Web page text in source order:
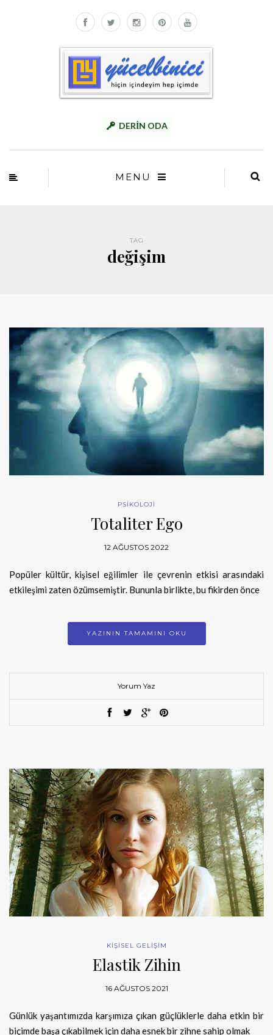
DERİN ODA
MENU
TAG
değişim
PSİKOLOJİ
Totaliter Ego
12 AĞUSTOS 2022
Popüler kültür, kişisel eğilimler ile çevrenin etkisi arasındaki
etkileşimi zaten özümsemiştir. Bununla birlikte, bu fikirden önce
YAZININ TAMAMINI OKU
Yorum Yaz
KİŞİSEL GELİŞİM
Elastik Zihin
16 AĞUSTOS 2021
Günlük yaşantımızda karşımıza çıkan güçlüklerle daha etkin bir
biçimde başa çıkabilmek için daha esnek bir zihne sahip olmak